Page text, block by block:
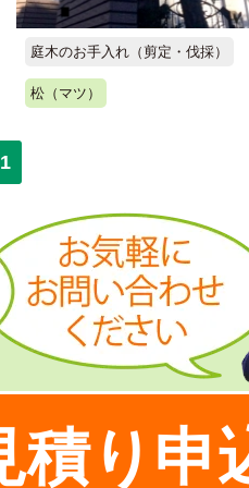
庭木のお手入れ（剪定・伐採）
松（マツ）
1
積り申